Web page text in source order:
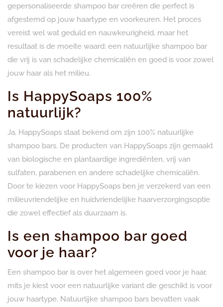
gepersonaliseerde shampoo bar creëren die perfect is
afgestemd op jouw haartype en voorkeuren. Het proces
vereist wel wat geduld en nauwkeurigheid, maar het
resultaat is de moeite waard: een natuurlijke shampoo bar
die vrij is van schadelijke chemicaliën en goed is voor zowel
jouw haar als het milieu.
Is HappySoaps 100%
natuurlijk?
Ja, HappySoaps staat bekend om zijn 100% natuurlijke
shampoo bars. De producten van HappySoaps zijn gemaakt
van biologische en plantaardige ingrediënten, vrij van
sulfaten, parabenen en andere schadelijke chemicaliën.
Door te kiezen voor HappySoaps ben je verzekerd van een
milieuvriendelijke en huidvriendelijke haarverzorgingsoptie
die zowel effectief als duurzaam is.
Is een shampoo bar goed
voor je haar?
Een shampoo bar is over het algemeen goed voor je haar,
mits je kiest voor een natuurlijke variant die geschikt is voor
jouw haartype. Natuurlijke shampoo bars bevatten vaak